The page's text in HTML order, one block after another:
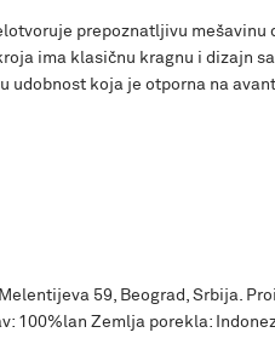
prepoznatljivu mešavinu
ima klasičnu kragnu i dizajn
udobnost koja je otporna na
59, Beograd, Srbija.
100%lan Zemlja porekla: